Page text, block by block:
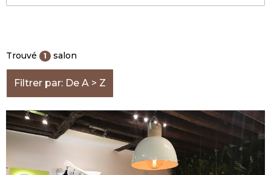
Trouvé 1 salon
Filtrer par: De A > Z